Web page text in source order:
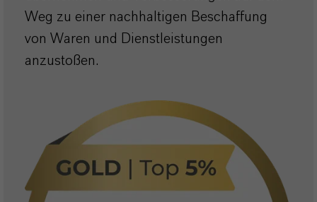
Weg zu einer nachhaltigen Beschaffung
von Waren und Dienstleistungen
anzustoßen.